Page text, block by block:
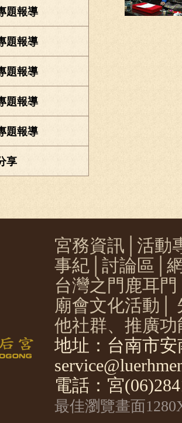
題報導
題報導
題報導
題報導
題報導
享
宮務資訊
活動
事紀
討論區
台灣之門鹿耳門
廟會文化活動
他社群、推廣功
地址：台南市
電話：宮
最佳瀏覽畫面